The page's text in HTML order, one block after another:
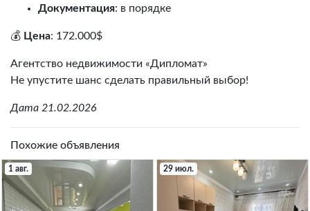
Документация: в порядке
💰 Цена: 172.000$
Агентство недвижимости «Дипломат»
Не упустите шанс сделать правильный выбор!
Дата 21.02.2026
Похожие объявления
1 авг. 29 июл.